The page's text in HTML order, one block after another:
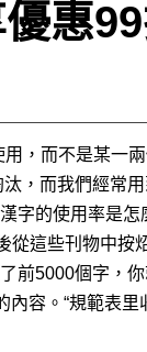
惠
，而不是某一
，而我們經常
字的使用率是
從這些刊物中
前5000個字，
容。“規範表